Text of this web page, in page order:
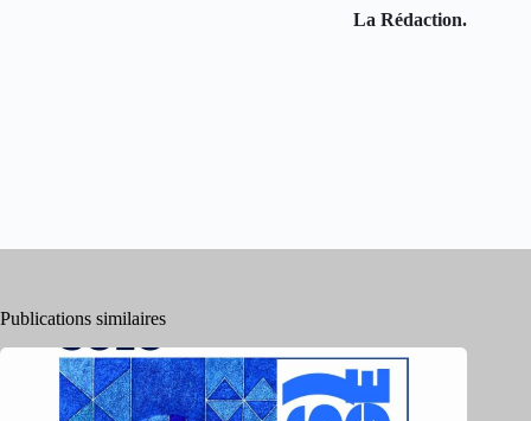
La Rédaction.
Publications similaires